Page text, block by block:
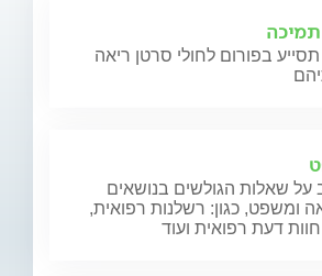
בפורום לחולי סרטן ריאה
על שאלות הגולשים בנושאים
ומשפט, כגון: רשלנות רפואית,
חוות דעת רפואית ועוד